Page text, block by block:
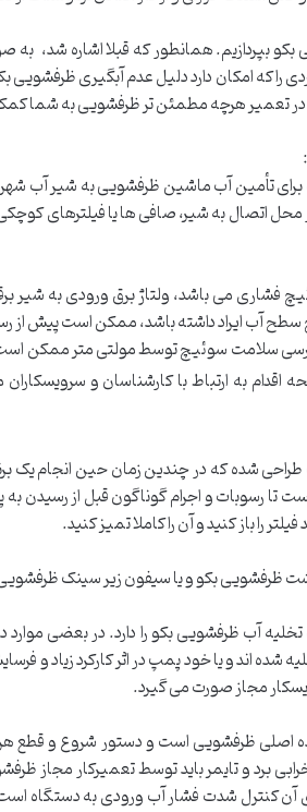
بکو بپردازیم. همانطور که قبلا اشاره
را که امکان دارد دلیل عدم آبگیری ظرفشویی
در تعمیر هرچه مطمئن تر ظرفشویی به شما
اتصال به شیر، صافی ها یا فیلترهای
می باشد، ولتاژ برق ورودی به شیر برقی
ایراد داشته باشد، ممکن است پیش از رسیدن
سلامت سوئیچ توسط مولتی متر ممکن است
اقدام به ارتباط با کارشناسان و
شده که در چندین زمان حین انجام یک
رسوبات و اجرام گوناگون قبل از رسیدن
را باز کنید و آن را کاملا تمیز کنید.
ظرفشویی بکو و یا سیفون زیر سینک
آب ظرفشویی بکو را دارد. در بعضی موارد
اند و یا خود پمپ در اثر کارکرد زیاد و
مجاز صورت می گیرد.
اصلی ظرفشویی است و دستور شروع و قطع
برد و تایمر باید توسط تعمیرکار
کنترل شدت فشار آب ورودی به دستگاه